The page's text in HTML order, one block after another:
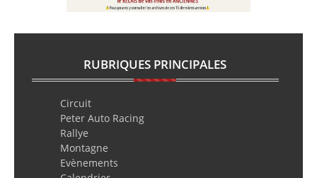
RUBRIQUES PRINCIPALES
Circuit
Peter Auto Racing
Rallye
Montagne
Evènements